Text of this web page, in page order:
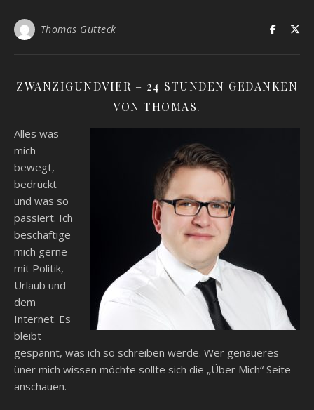
Thomas Gutteck
ZWANZIGUNDVIER – 24 STUNDEN GEDANKEN
VON THOMAS.
Alles was
mich
bewegt,
bedrückt
und was so
passiert. Ich
beschäftige
mich gerne
mit Politik,
Urlaub und
dem
Internet. Es
bleibt
gespannt, was ich so schreiben werde. Wer genaueres
üner mich wissen möchte sollte sich die „Über Mich“ Seite
anschauen.